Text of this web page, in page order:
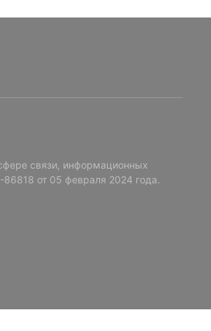
связи, информационных
от 05 февраля 2024 года.